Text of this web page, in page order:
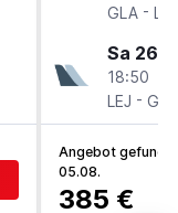
GLA - LEJ
Sa 26.9.
18:50
LEJ - GLA
Angebot
05.08.
385 €